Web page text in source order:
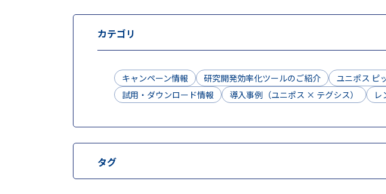
カテゴリ
キャンペーン情報 研究開発効率化ツールのご紹介 ユニポス ピ
試用・ダウンロード情報
導入事例（ユニポス × テグシス）
タグ